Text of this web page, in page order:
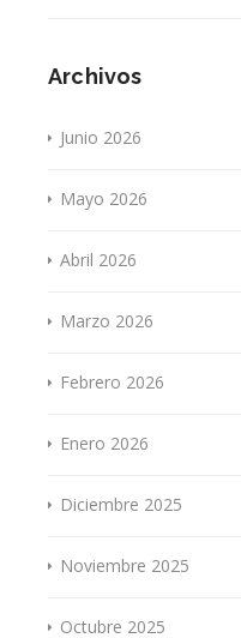
Archivos
Junio 2026
Mayo 2026
Abril 2026
Marzo 2026
Febrero 2026
Enero 2026
Diciembre 2025
Noviembre 2025
Octubre 2025